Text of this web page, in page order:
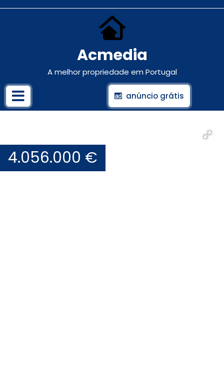
Acmedia
A melhor propriedade em Portugal
anúncio grátis
4.056.000 €